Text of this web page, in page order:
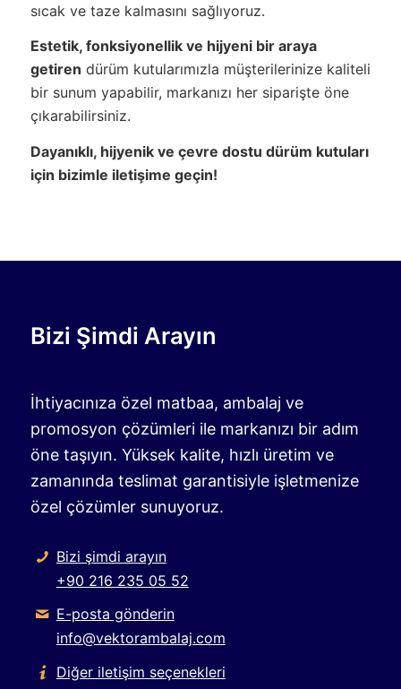
sıcak ve taze kalmasını sağlıyoruz.
Estetik, fonksiyonellik ve hijyeni bir araya
getiren dürüm kutularımızla müşterilerinize kaliteli
bir sunum yapabilir, markanızı her siparişte öne
çıkarabilirsiniz.
Dayanıklı, hijyenik ve çevre dostu dürüm kutuları
için bizimle iletişime geçin!
Bizi Şimdi Arayın
İhtiyacınıza özel matbaa, ambalaj ve
promosyon çözümleri ile markanızı bir adım
öne taşıyın. Yüksek kalite, hızlı üretim ve
zamanında teslimat garantisiyle işletmenize
özel çözümler sunuyoruz.
Bizi şimdi arayın
+90 216 235 05 52
E-posta gönderin
info@vektorambalaj.com
Diğer iletişim seçenekleri